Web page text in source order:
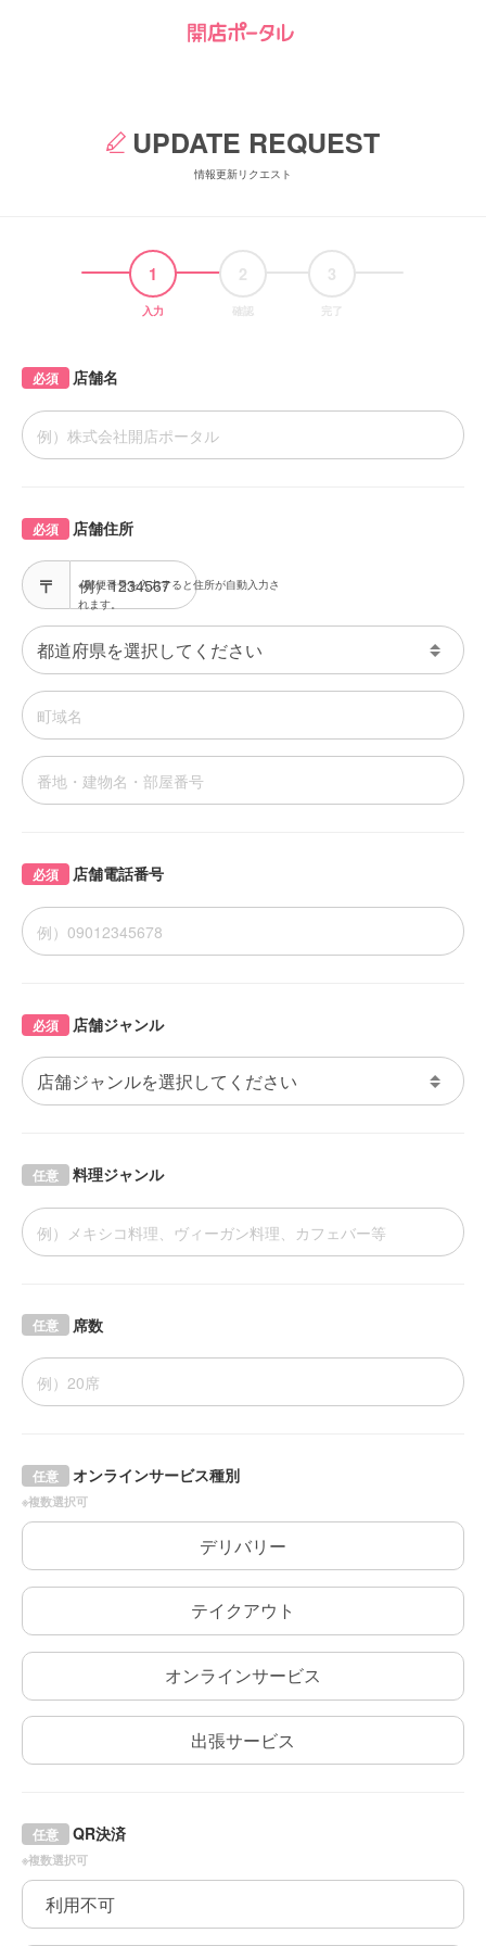
UPDATE REQUEST
情報更新リクエスト
1
入力
2
確認
3
完了
店舗名
必須
店舗住所
必須
※郵便番号を入力すると住所が自動入力さ
れます。
店舗電話番号
必須
店舗ジャンル
必須
料理ジャンル
任意
席数
任意
オンラインサービス種別
任意
※複数選択可
デリバリー
テイクアウト
オンラインサービス
出張サービス
QR決済
任意
※複数選択可
利用不可